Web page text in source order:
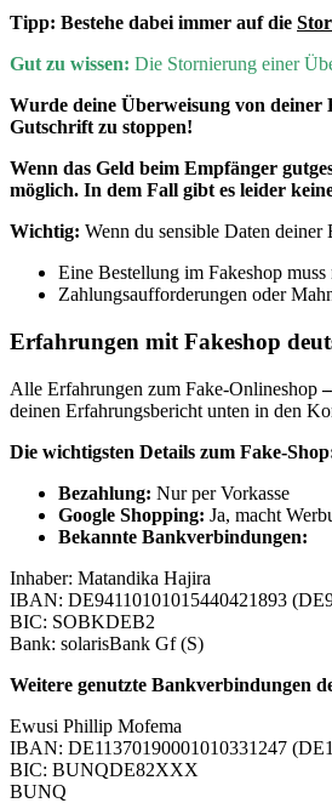
Tipp: Bestehe dabei immer auf die
Gut zu wissen: Die Stornierung einer
Wurde deine Überweisung von
Gutschrift zu stoppen!
Wenn das Geld beim Empfänger
möglich. In dem Fall gibt es leider
Wichtig: Wenn du sensible Daten deiner
Eine Bestellung im Fakeshop
Zahlungsaufforderungen oder
Erfahrungen mit Fakeshop
Alle Erfahrungen zum Fake-Onlineshop
deinen Erfahrungsbericht unten in den
Die wichtigsten Details zum Fake-
Bezahlung: Nur per Vorkasse
Google Shopping: Ja, macht
Bekannte Bankverbindungen:
Inhaber: Matandika Hajira
IBAN: DE94110101015440421893
BIC: SOBKDEB2
Bank: solarisBank Gf (S)
Weitere genutzte Bankverbindungen
Ewusi Phillip Mofema
IBAN: DE11370190001010331247
BIC: BUNQDE82XXX
BUNQ